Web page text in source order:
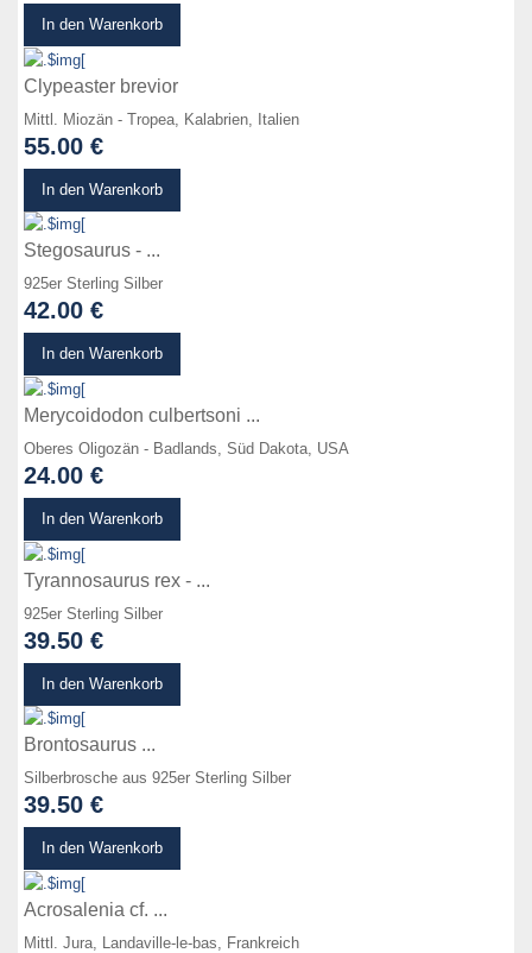
In den Warenkorb
Clypeaster brevior
Mittl. Miozän - Tropea, Kalabrien, Italien
55.00 €
In den Warenkorb
Stegosaurus - ...
925er Sterling Silber
42.00 €
In den Warenkorb
Merycoidodon culbertsoni ...
Oberes Oligozän - Badlands, Süd Dakota, USA
24.00 €
In den Warenkorb
Tyrannosaurus rex - ...
925er Sterling Silber
39.50 €
In den Warenkorb
Brontosaurus ...
Silberbrosche aus 925er Sterling Silber
39.50 €
In den Warenkorb
Acrosalenia cf. ...
Mittl. Jura, Landaville-le-bas, Frankreich